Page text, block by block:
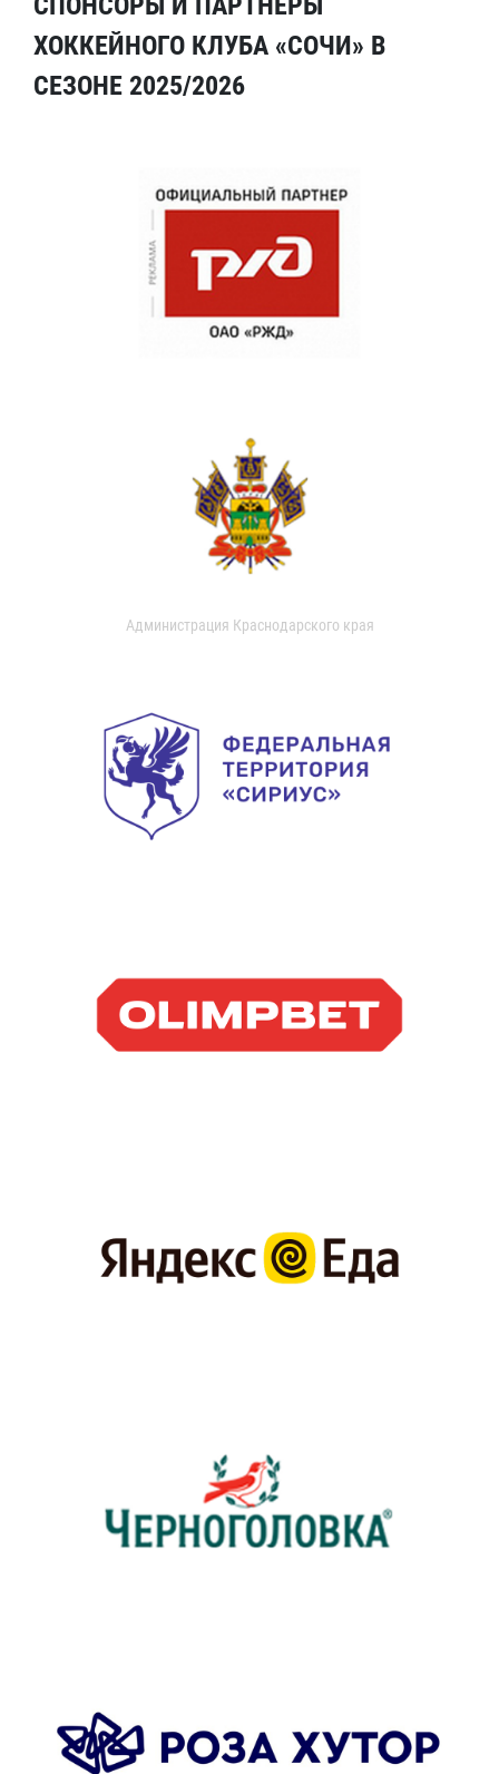
ХОККЕЙНОГО КЛУБА «СОЧИ» В
СЕЗОНЕ 2025/2026
Администрация Краснодарского края